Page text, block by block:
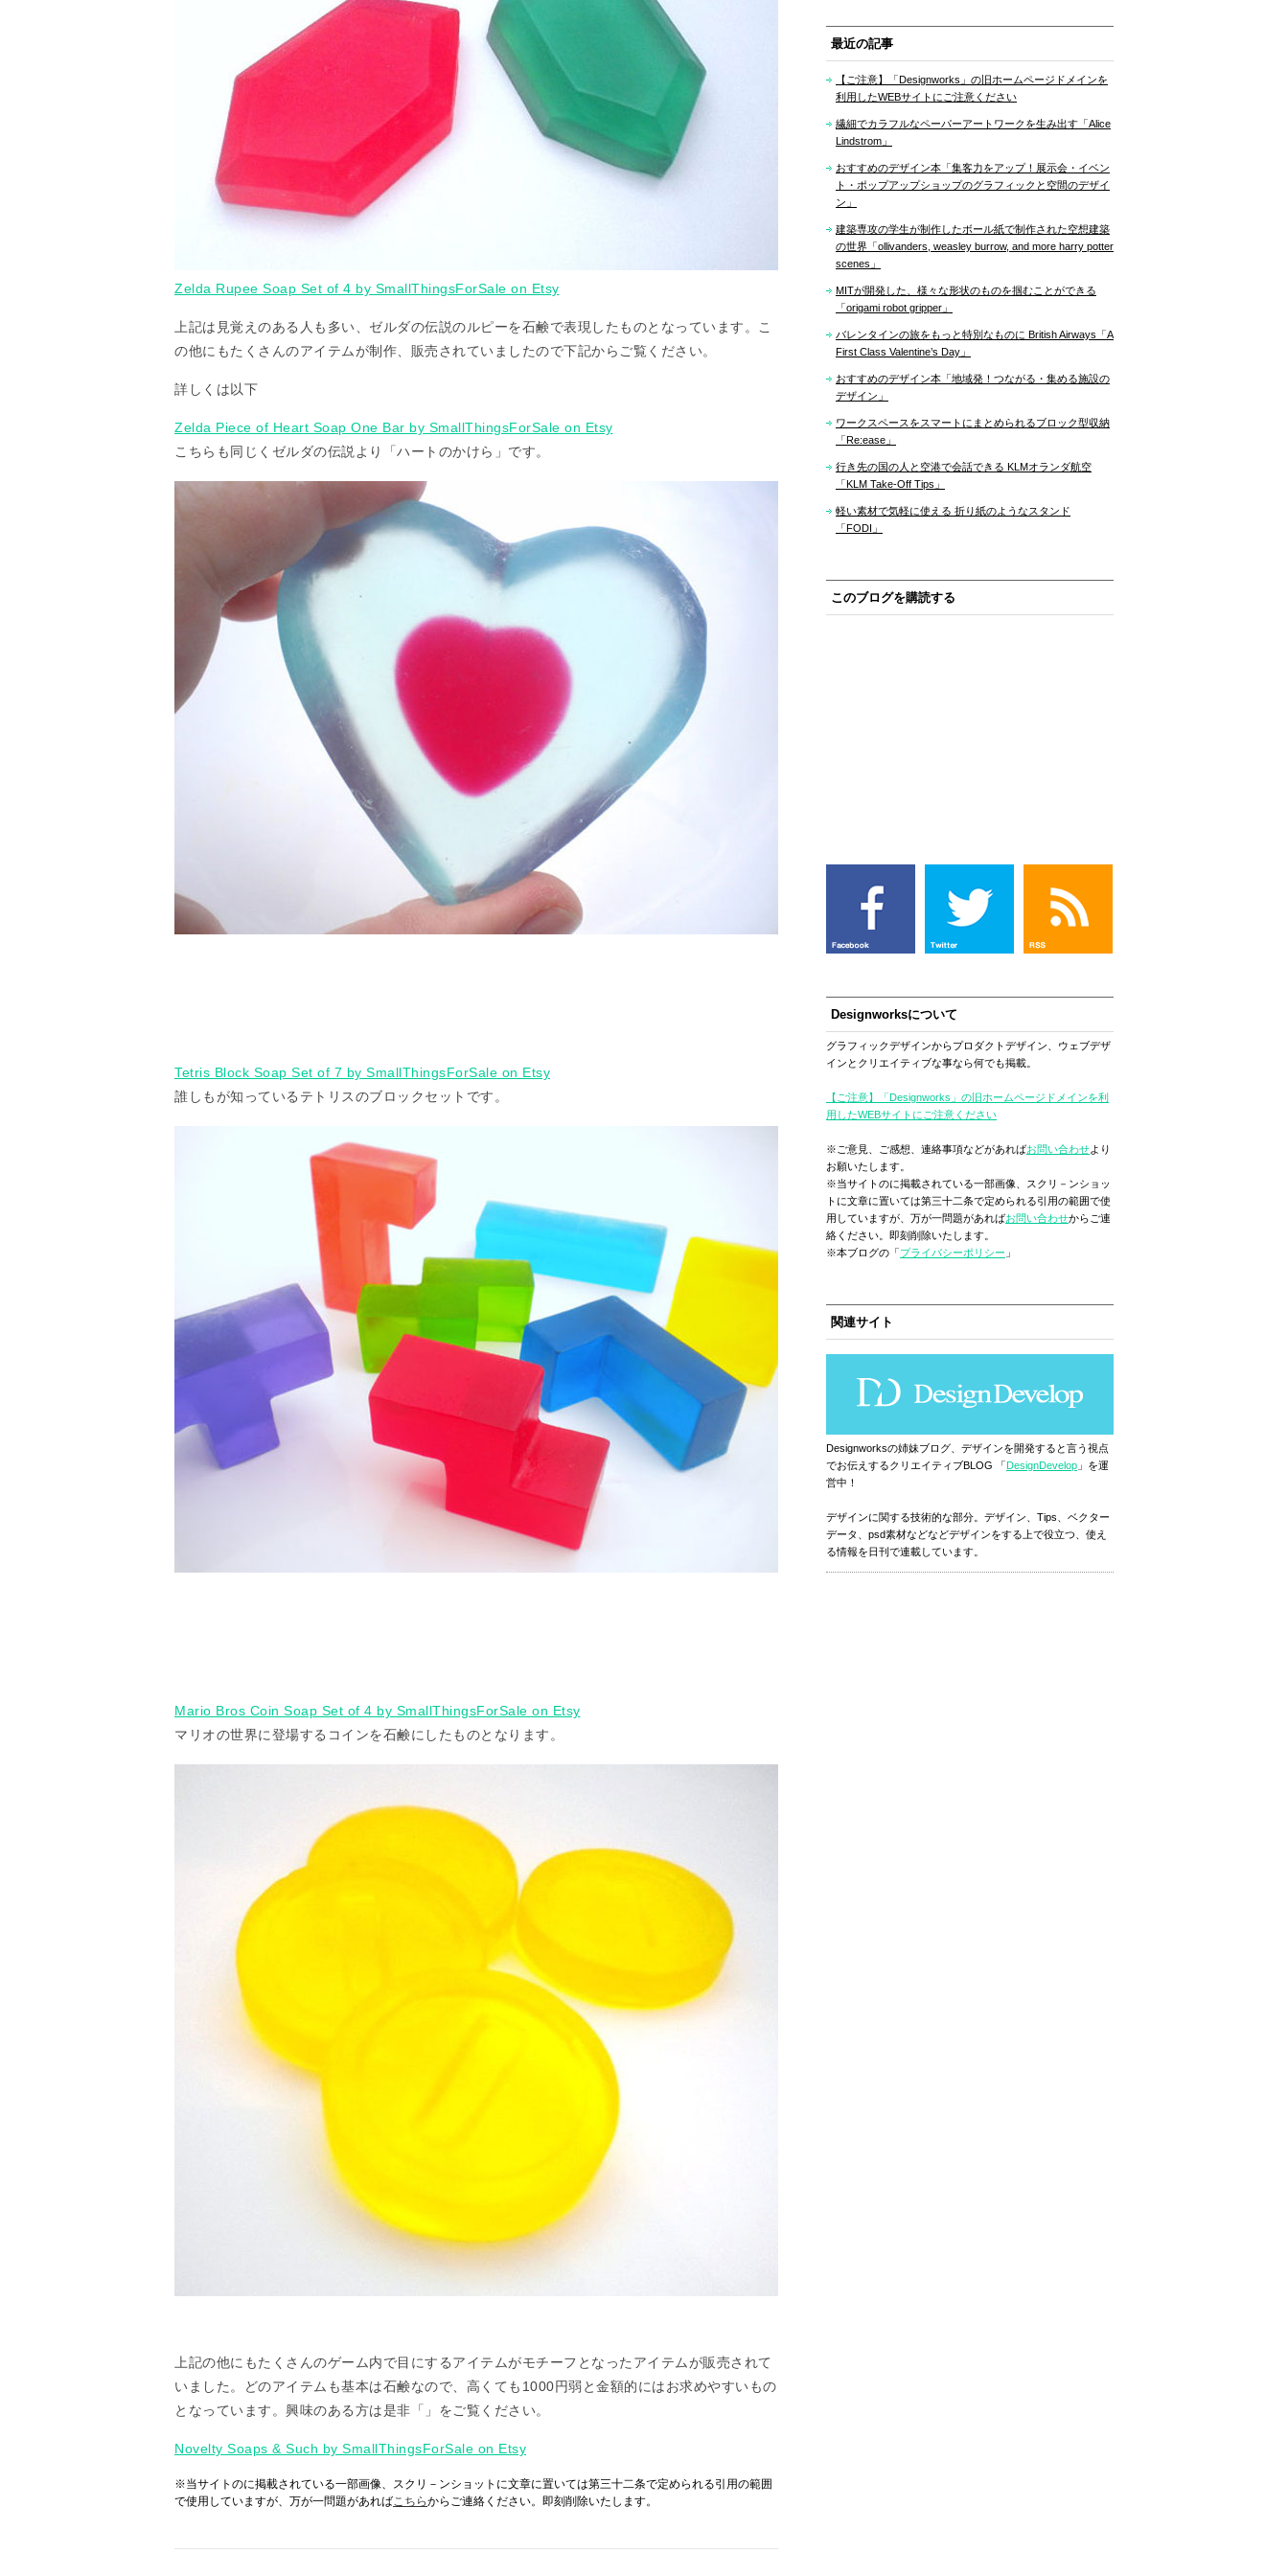
Zelda Rupee Soap Set of 4 by SmallThingsForSale on Etsy
上記は見覚えのある人も多い、ゼルダの伝説のルピーを石鹸で表現したものとなっています。こ
の他にもたくさんのアイテムが制作、販売されていましたので下記からご覧ください。
詳しくは以下
Zelda Piece of Heart Soap One Bar by SmallThingsForSale on Etsy
こちらも同じくゼルダの伝説より「ハートのかけら」です。
Tetris Block Soap Set of 7 by SmallThingsForSale on Etsy
誰しもが知っているテトリスのブロックセットです。
Mario Bros Coin Soap Set of 4 by SmallThingsForSale on Etsy
マリオの世界に登場するコインを石鹸にしたものとなります。
上記の他にもたくさんのゲーム内で目にするアイテムがモチーフとなったアイテムが販売されて
いました。どのアイテムも基本は石鹸なので、高くても1000円弱と金額的にはお求めやすいもの
となっています。興味のある方は是非「」をご覧ください。
Novelty Soaps & Such by SmallThingsForSale on Etsy
※当サイトのに掲載されている一部画像、スクリ－ンショットに文章に置いては第三十二条で定められる引用の範囲
で使用していますが、万が一問題があればこちらからご連絡ください。即刻削除いたします。
最近の記事
【ご注意】「Designworks」の旧ホームページドメインを
利用したWEBサイトにご注意ください
繊細でカラフルなペーパーアートワークを生み出す「Alice
Lindstrom」
おすすめのデザイン本「集客力をアップ！展示会・イベン
ト・ポップアップショップのグラフィックと空間のデザイ
ン」
建築専攻の学生が制作したボール紙で制作された空想建築
の世界「ollivanders, weasley burrow, and more harry potter
scenes」
MITが開発した、様々な形状のものを掴むことができる
「origami robot gripper」
バレンタインの旅をもっと特別なものに British Airways「A
First Class Valentine’s Day」
おすすめのデザイン本「地域発！つながる・集める施設の
デザイン」
ワークスペースをスマートにまとめられるブロック型収納
「Re:ease」
行き先の国の人と空港で会話できる KLMオランダ航空
「KLM Take-Off Tips」
軽い素材で気軽に使える 折り紙のようなスタンド
「FODI」
このブログを購読する
Designworksについて
グラフィックデザインからプロダクトデザイン、ウェブデザ
インとクリエイティブな事なら何でも掲載。
【ご注意】「Designworks」の旧ホームページドメインを利
用したWEBサイトにご注意ください
※ご意見、ご感想、連絡事項などがあればお問い合わせより
お願いたします。
※当サイトのに掲載されている一部画像、スクリ－ンショッ
トに文章に置いては第三十二条で定められる引用の範囲で使
用していますが、万が一問題があればお問い合わせからご連
絡ください。即刻削除いたします。
※本ブログの「プライバシーポリシー 」
関連サイト
Designworksの姉妹ブログ、デザインを開発すると言う視点
でお伝えするクリエイティブBLOG 「DesignDevelop 」を運
営中！
デザインに関する技術的な部分。デザイン、Tips、ベクター
データ、psd素材などなどデザインをする上で役立つ、使え
る情報を日刊で連載しています。